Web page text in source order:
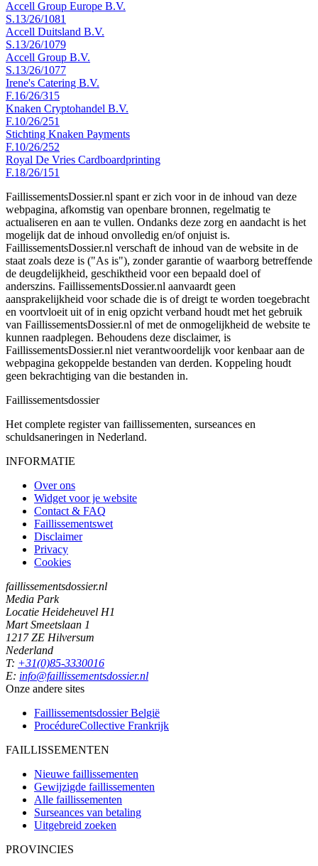
Accell Group Europe B.V.
S.13/26/1081
Accell Duitsland B.V.
S.13/26/1079
Accell Group B.V.
S.13/26/1077
Irene's Catering B.V.
F.16/26/315
Knaken Cryptohandel B.V.
F.10/26/251
Stichting Knaken Payments
F.10/26/252
Royal De Vries Cardboardprinting
F.18/26/151
FaillissementsDossier.nl spant er zich voor in de inhoud van deze
webpagina, afkomstig van openbare bronnen, regelmatig te
actualiseren en aan te vullen. Ondanks deze zorg en aandacht is het
mogelijk dat de inhoud onvolledig en/of onjuist is.
FaillissementsDossier.nl verschaft de inhoud van de website in de
staat zoals deze is ("As is"), zonder garantie of waarborg betreffende
de deugdelijkheid, geschiktheid voor een bepaald doel of
anderszins. FaillissementsDossier.nl aanvaardt geen
aansprakelijkheid voor schade die is of dreigt te worden toegebracht
en voortvloeit uit of in enig opzicht verband houdt met het gebruik
van FaillissementsDossier.nl of met de onmogelijkheid de website te
kunnen raadplegen. Behoudens deze disclaimer, is
FaillissementsDossier.nl niet verantwoordelijk voor kenbaar aan de
webpagina gekoppelde bestanden van derden. Koppeling houdt
geen bekrachtiging van die bestanden in.
Faillissementsdossier
Het complete register van faillissementen, surseances en
schuldsaneringen in Nederland.
INFORMATIE
Over ons
Widget voor je website
Contact & FAQ
Faillissementswet
Disclaimer
Privacy
Cookies
faillissementsdossier.nl
Media Park
Locatie Heideheuvel H1
Mart Smeetslaan 1
1217 ZE Hilversum
Nederland
T: +31(0)85-3330016
E: info@faillissementsdossier.nl
Onze andere sites
Faillissementsdossier België
ProcédureCollective Frankrijk
FAILLISSEMENTEN
Nieuwe faillissementen
Gewijzigde faillissementen
Alle faillissementen
Surseances van betaling
Uitgebreid zoeken
PROVINCIES